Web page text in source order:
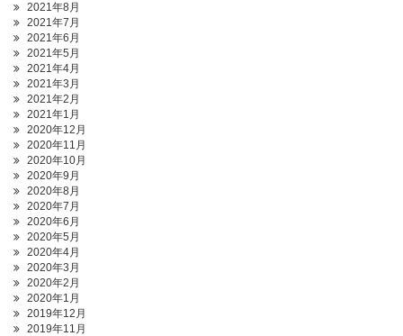
2021年8月
2021年7月
2021年6月
2021年5月
2021年4月
2021年3月
2021年2月
2021年1月
2020年12月
2020年11月
2020年10月
2020年9月
2020年8月
2020年7月
2020年6月
2020年5月
2020年4月
2020年3月
2020年2月
2020年1月
2019年12月
2019年11月